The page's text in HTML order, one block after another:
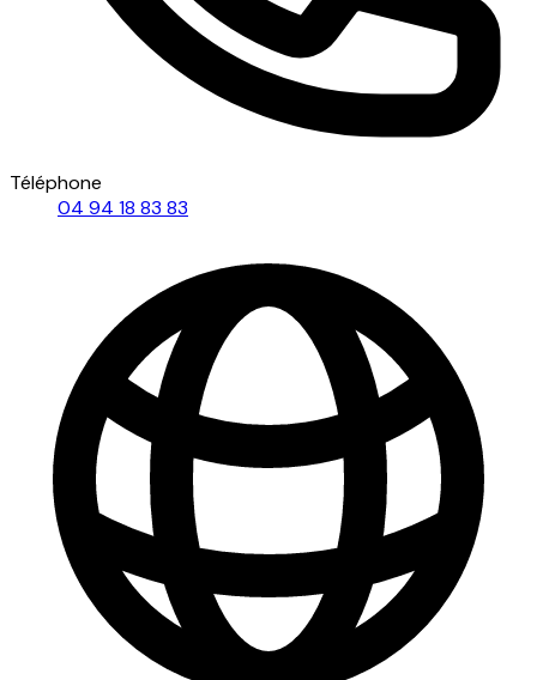
Téléphone
04 94 18 83 83